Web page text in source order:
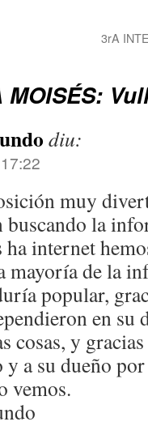
3rA
MOISÉS:
diu:
muy
buscando la
internet
mayoría de la
popular,
en su
cosas, y
y a su dueño
vemos.